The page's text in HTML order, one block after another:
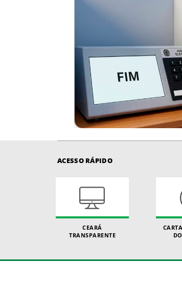
ACESSO RÁPIDO
CEARÁ
TRANSPARENTE